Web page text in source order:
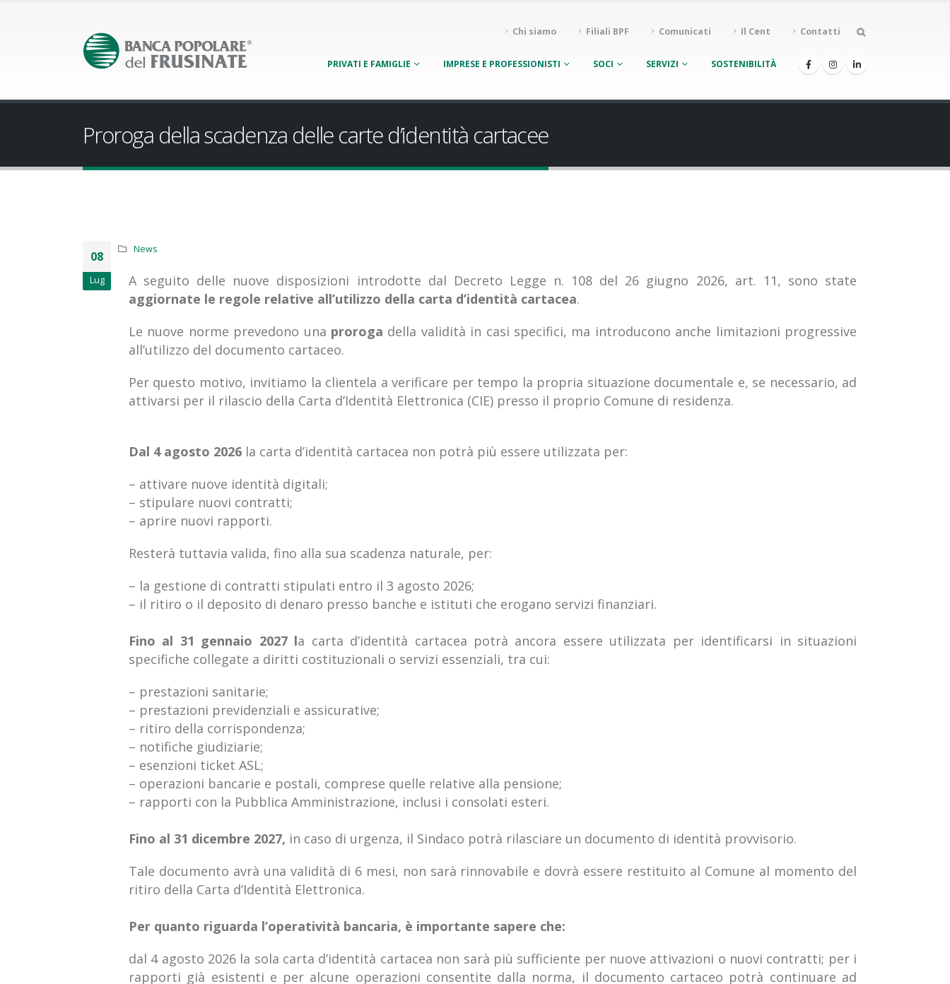
Chi siamo Filiali BPF Comunicati Il Cent Contatti
PRIVATI E FAMIGLIE IMPRESE E PROFESSIONISTI SOCI SERVIZI SOSTENIBILITÀ
Proroga della scadenza delle carte d’identità cartacee
08
Lug
News
A seguito delle nuove disposizioni introdotte dal Decreto Legge n. 108 del 26 giugno 2026, art. 11, sono state
aggiornate le regole relative all’utilizzo della carta d’identità cartacea.
Le nuove norme prevedono una proroga della validità in casi specifici, ma introducono anche limitazioni progressive
all’utilizzo del documento cartaceo.
Per questo motivo, invitiamo la clientela a verificare per tempo la propria situazione documentale e, se necessario, ad
attivarsi per il rilascio della Carta d’Identità Elettronica (CIE) presso il proprio Comune di residenza.
Dal 4 agosto 2026 la carta d’identità cartacea non potrà più essere utilizzata per:
– attivare nuove identità digitali;
– stipulare nuovi contratti;
– aprire nuovi rapporti.
Resterà tuttavia valida, fino alla sua scadenza naturale, per:
– la gestione di contratti stipulati entro il 3 agosto 2026;
– il ritiro o il deposito di denaro presso banche e istituti che erogano servizi finanziari.
Fino al 31 gennaio 2027 la carta d’identità cartacea potrà ancora essere utilizzata per identificarsi in situazioni
specifiche collegate a diritti costituzionali o servizi essenziali, tra cui:
– prestazioni sanitarie;
– prestazioni previdenziali e assicurative;
– ritiro della corrispondenza;
– notifiche giudiziarie;
– esenzioni ticket ASL;
– operazioni bancarie e postali, comprese quelle relative alla pensione;
– rapporti con la Pubblica Amministrazione, inclusi i consolati esteri.
Fino al 31 dicembre 2027, in caso di urgenza, il Sindaco potrà rilasciare un documento di identità provvisorio.
Tale documento avrà una validità di 6 mesi, non sarà rinnovabile e dovrà essere restituito al Comune al momento del
ritiro della Carta d’Identità Elettronica.
Per quanto riguarda l’operatività bancaria, è importante sapere che:
dal 4 agosto 2026 la sola carta d’identità cartacea non sarà più sufficiente per nuove attivazioni o nuovi contratti; per i
rapporti già esistenti e per alcune operazioni consentite dalla norma, il documento cartaceo potrà continuare ad